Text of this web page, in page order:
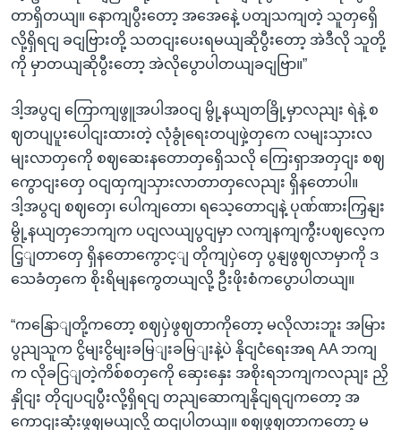
တာရှိတယျ။ နောကျပွီးတော့ အအေနေဲ့ ပတျသကျတဲ့ သူတှရှေိ
လို့ရှိရငျ ခငျဗြားတို့ သတငျးပေးရမယျဆိုပွီးတော့ အဲဒီလို သူတို့
ကို မှာတယျဆိုပွီးတော့ အဲလိုပွောပါတယျခငျဗြာ။”
ဒါ့အပွငျ ကြောကျဖွူအပါအဝငျ မွို့နယျတခြို့မှာလညျး ရဲနဲ့ စ
ဈတပျပူးပေါငျးထားတဲ့ လုံခွုံရေးတပျဖှဲ့တှကေ လမျးသှားလ
မျးလာတှကေို စဈဆေးနတောတှရှေိသလို ကြေးရှာအတှငျး စဈ
ကွောငျးတှေ ဝငျထှကျသှားလာတာတှလေညျး ရှိနတောပါ။
ဒါ့အပွငျ စဈတှေ၊ ပေါကျတော၊ ရသေ့တောငျနဲ့ ပုဏ်ဏားကြှနျး
မွို့နယျတှဘေကျက ပငျလယျပွငျမှာ လကျနကျကွီးပဈလေ့က
ငြ့ျတာတှေ ရှိနတောကွောင့ျ တိုကျပှဲတှေ ပွနျဖွဈလာမှာကို ဒ
သေခံတှကေ စိုးရိမျနကွေတယျလို့ ဦးဖိုးစံကပွောပါတယျ။
“ကနြောျတို့ကတော့ စဈပှဲဖွဈတာကိုတော့ မလိုလားဘူး အမြား
ပွညျသူက ငွိမျးငွိမျးခမြျးခမြျးနဲ့ပဲ နိုငျငံရေးအရ AA ဘကျ
က လိုခငြျတဲ့ကိစ်စတှကေို ဆှေးနှေး အစိုးရဘကျကလညျး ညှိ
နှိုငျး တိုငျပငျပွီးလို့ရှိရငျ တညျဆောကျနိုငျရငျကတော့ အ
ကောငျးဆုံးဖွဈမယျလို့ ထငျပါတယျ။ စဈဖွဈတာကတော့ မ